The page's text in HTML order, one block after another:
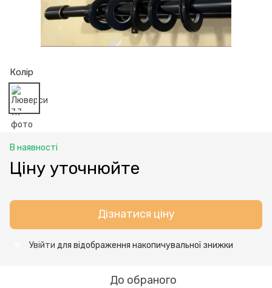
Колір
В наявності
Ціну уточнюйте
Дізнатися ціну
Увійти для відображення накопичувальної знижки
До обраного